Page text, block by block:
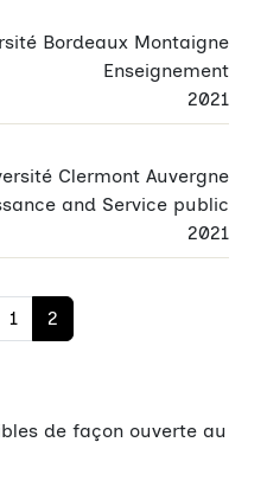
Bordeaux Montaigne
Enseignement
2021
Clermont Auvergne
and Service public
2021
1 2
de façon ouverte au